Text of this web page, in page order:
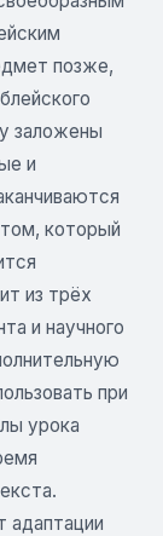
позже,
заложены
и
который
из трёх
и научного
при
урока
адаптации